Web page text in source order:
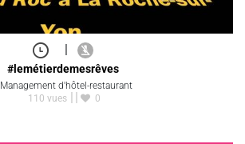
#lemétierdemesrêves
Management d'hôtel-restaurant
110 vues
0